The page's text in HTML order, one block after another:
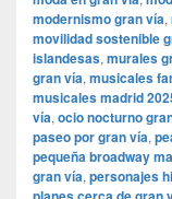
modernismo gran vía,
movilidad sostenible
islandesas, murales
gran vía, musicales
musicales madrid
vía, ocio nocturno
paseo por gran vía,
pequeña broadway
gran vía, personajes